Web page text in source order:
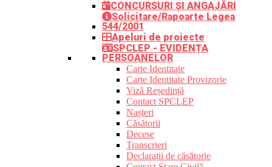
CONCURSURI ȘI ANGAJĂRI
Solicitare/Rapoarte Legea
544/2001
Apeluri de proiecte
SPCLEP - EVIDENȚA
PERSOANELOR
Carte Identitate
Carte Identitate Provizorie
Viză Reședință
Contact SPCLEP
Nașteri
Căsătorii
Decese
Transcrieri
Declarații de căsătorie